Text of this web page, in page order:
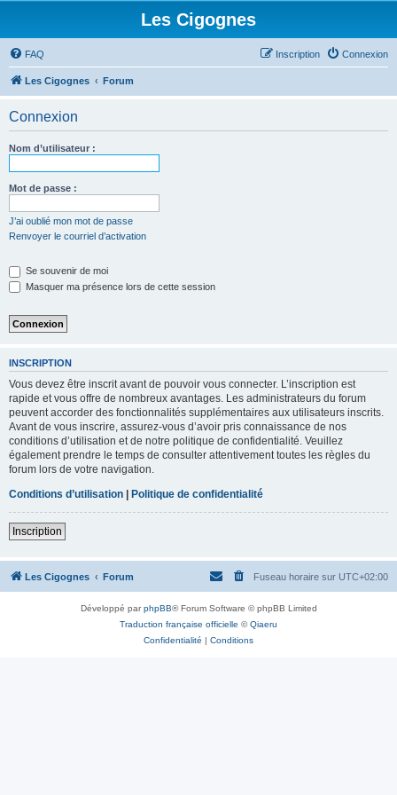
Les Cigognes
FAQ Connexion
Inscription
Les Cigognes Forum
Connexion
Nom d’utilisateur :
Mot de passe :
J’ai oublié mon mot de passe
Renvoyer le courriel d’activation
Se souvenir de moi
Masquer ma présence lors de cette session
INSCRIPTION
Vous devez être inscrit avant de pouvoir vous connecter. L’inscription est
rapide et vous offre de nombreux avantages. Les administrateurs du forum
peuvent accorder des fonctionnalités supplémentaires aux utilisateurs inscrits.
Avant de vous inscrire, assurez-vous d’avoir pris connaissance de nos
conditions d’utilisation et de notre politique de confidentialité. Veuillez
également prendre le temps de consulter attentivement toutes les règles du
forum lors de votre navigation.
Conditions d’utilisation | Politique de confidentialité
Inscription
Les Cigognes Forum Fuseau horaire sur UTC+02:00
Développé parphpBB® Forum Software © phpBB Limited
Traduction française officielle ©Qiaeru
Confidentialité | Conditions